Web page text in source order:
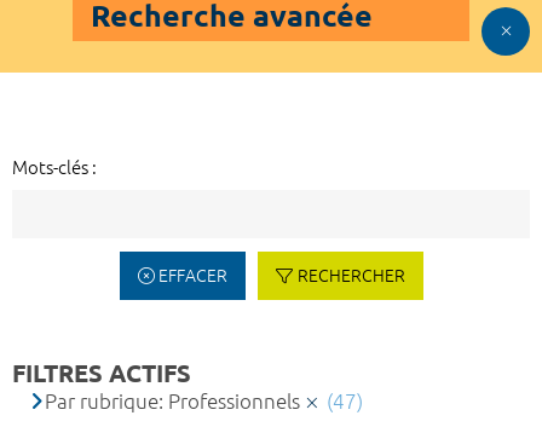
Recherche avancée
Mots-clés :
EFFACER RECHERCHER
FILTRES ACTIFS
Par rubrique: Professionnels (47)